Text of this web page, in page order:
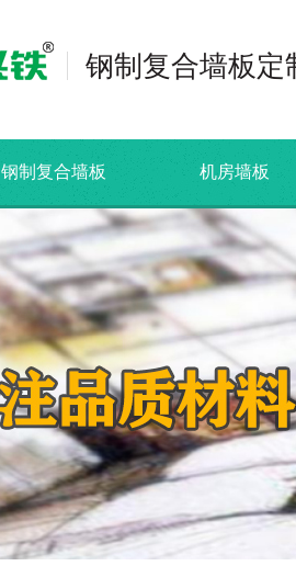
钢制复合墙板定
钢制复合墙板 机房墙板